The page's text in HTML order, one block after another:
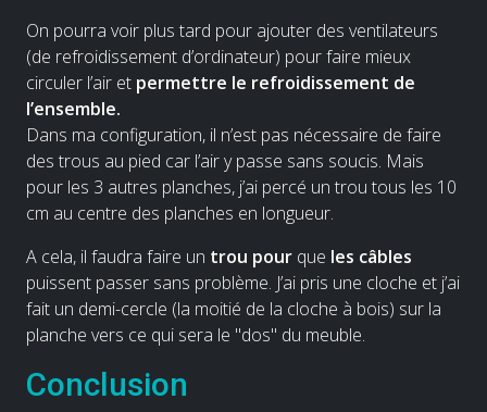
On pourra voir plus tard pour ajouter des ventilateurs
(de refroidissement d’ordinateur) pour faire mieux
circuler l’air et permettre le refroidissement de
l’ensemble.
Dans ma configuration, il n’est pas nécessaire de faire
des trous au pied car l’air y passe sans soucis. Mais
pour les 3 autres planches, j’ai percé un trou tous les 10
cm au centre des planches en longueur.
A cela, il faudra faire un trou pour que les câbles
puissent passer sans problème. J’ai pris une cloche et j’ai
fait un demi-cercle (la moitié de la cloche à bois) sur la
planche vers ce qui sera le "dos" du meuble.
Conclusion